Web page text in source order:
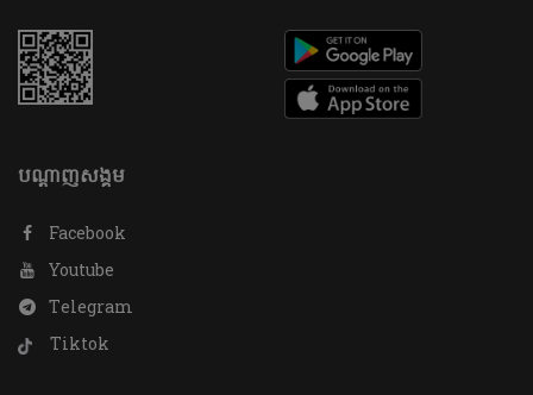
បណ្តាញសង្គម
Facebook
Youtube
Telegram
Tiktok